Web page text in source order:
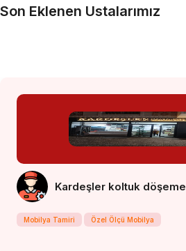
Son Eklenen Ustalarımız
Kardeşler koltuk döşeme
Mobilya Tamiri Özel Ölçü Mobilya